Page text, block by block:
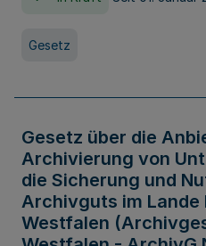
Gesetz
Gesetz über die
Archivierung von
die Sicherung und
Archivguts im Lande
Westfalen